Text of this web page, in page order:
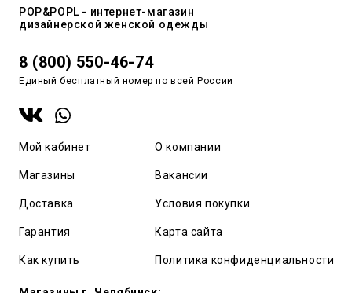
POP&POPL - интернет-магазин
дизайнерской женской одежды
8 (800) 550-46-74
Единый бесплатный номер по всей России
Мой кабинет
Магазины
Доставка
Гарантия
Как купить
О компании
Вакансии
Условия покупки
Карта сайта
Политика конфиденциальности